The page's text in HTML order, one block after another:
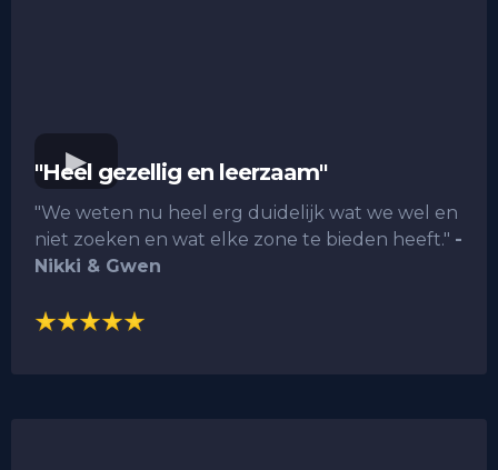
"Heel gezellig en leerzaam"
"We weten nu heel erg duidelijk wat we wel en
niet zoeken en wat elke zone te bieden heeft." -
Nikki & Gwen